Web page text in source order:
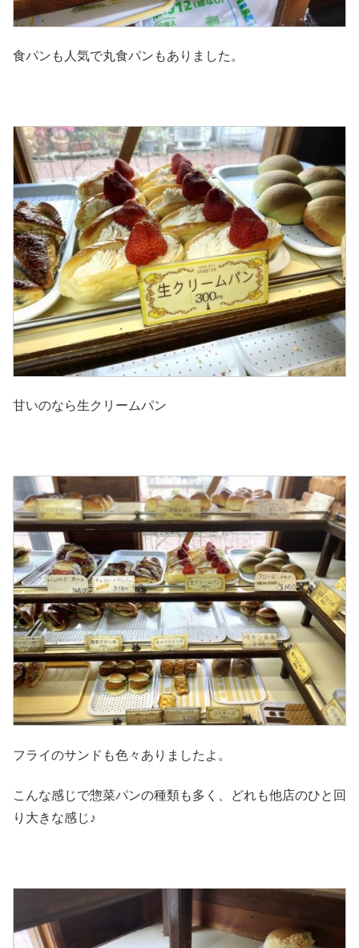
食パンも人気で丸食パンもありました。
甘いのなら生クリームパン
フライのサンドも色々ありましたよ。
こんな感じで惣菜パンの種類も多く、どれも他店のひと回
り大きな感じ♪